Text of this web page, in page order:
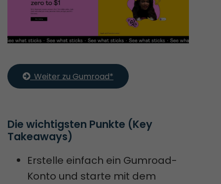
  Weiter zu Gumroad*
Die wichtigsten Punkte (Key
Takeaways)
Erstelle einfach ein Gumroad-
Konto und starte mit dem